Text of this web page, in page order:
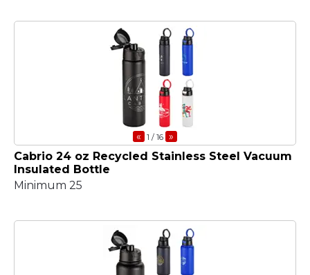
« 1 / 16 »
Cabrio 24 oz Recycled Stainless Steel Vacuum
Insulated Bottle
Minimum 25